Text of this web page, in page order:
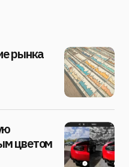
рынка
цветом